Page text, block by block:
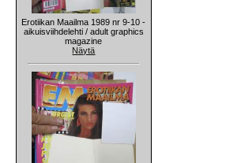
Erotiikan Maailma 1989 nr 9-10 -
aikuisviihdelehti / adult graphics
magazine
Näytä